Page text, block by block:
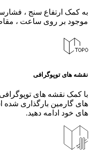
موجود بر روی ساعت ،
نقشه های توپوگرافی
با کمک نقشه های
های گارمین بارگذاری شده
های خود ادامه دهید.